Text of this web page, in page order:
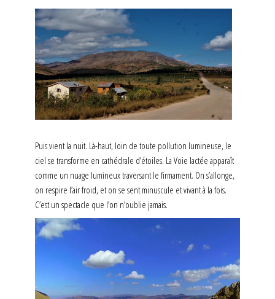
Puis vient la nuit. Là-haut, loin de toute pollution lumineuse, le
ciel se transforme en cathédrale d’étoiles. La Voie lactée apparaît
comme un nuage lumineux traversant le firmament. On s’allonge,
on respire l’air froid, et on se sent minuscule et vivant à la fois.
C’est un spectacle que l’on n’oublie jamais.